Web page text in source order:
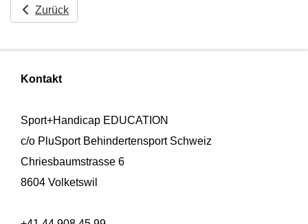
Zurück
Kontakt
Sport+Handicap EDUCATION
c/o PluSport Behindertensport Schweiz
Chriesbaumstrasse 6
8604 Volketswil